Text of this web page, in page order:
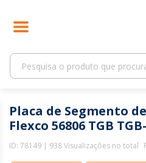
Placa de Segmento
Flexco 56806 TGB
ID: 78149 | 938 Visualizações no total